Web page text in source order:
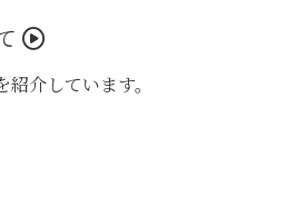
介しています。